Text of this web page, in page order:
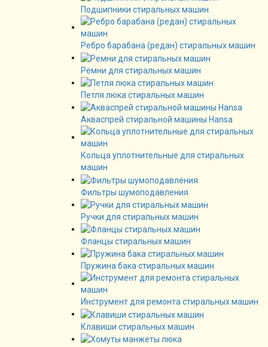
Подшипники стиральных машин
Ребро барабана (редан) стиральных машин
Ремни для стиральных машин
Петля люка стиральных машин
Акваспрей стиральной машины Hansa
Кольца уплотнительные для стиральных
машин
Фильтры шумоподавления
Ручки для стиральных машин
Фланцы стиральных машин
Пружина бака стиральных машин
Инструмент для ремонта стиральных машин
Клавиши стиральных машин